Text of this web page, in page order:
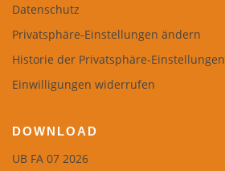
Datenschutz
Privatsphäre-Einstellungen ändern
Historie der Privatsphäre-Einstellungen
Einwilligungen widerrufen
DOWNLOAD
UB FA 07 2026